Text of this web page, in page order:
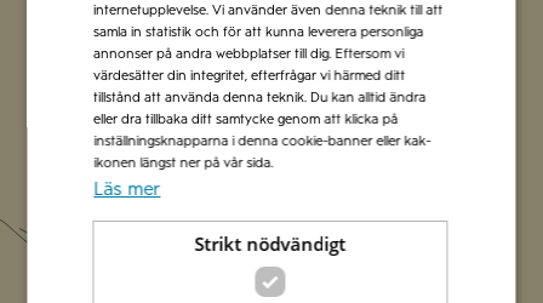
Zetas populära nyhetsbrev
Missa inte att vi har flera olika nyhetsbrev som
förenklar vardagen och förgyller helgen med
italienska smaker.
Prenumerera
internetupplevelse. Vi använder även denna teknik till att
samla in statistik och för att kunna leverera personliga
annonser på andra webbplatser till dig. Eftersom vi
värdesätter din integritet, efterfrågar vi härmed ditt
tillstånd att använda denna teknik. Du kan alltid ändra
eller dra tillbaka ditt samtycke genom att klicka på
inställningsknapparna i denna cookie-banner eller kak-
ikonen längst ner på vår sida.
Läs mer
Strikt nödvändigt